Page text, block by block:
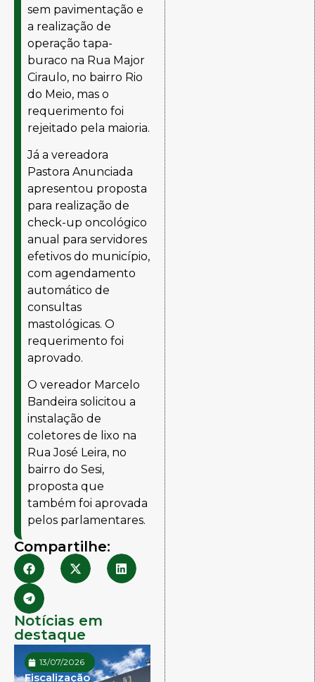
sem pavimentação e
a realização de
operação tapa-
buraco na Rua Major
Ciraulo, no bairro Rio
do Meio, mas o
requerimento foi
rejeitado pela maioria.
Já a vereadora
Pastora Anunciada
apresentou proposta
para realização de
check-up oncológico
anual para servidores
efetivos do município,
com agendamento
automático de
consultas
mastológicas. O
requerimento foi
aprovado.
O vereador Marcelo
Bandeira solicitou a
instalação de
coletores de lixo na
Rua José Leira, no
bairro do Sesi,
proposta que
também foi aprovada
pelos parlamentares.
Compartilhe:
Notícias em
destaque
13/07/2026
Fiscalização Portal da